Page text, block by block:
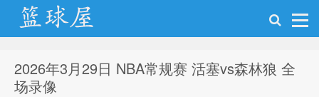
NBA录像网
2026年3月29日 NBA常规赛 活塞vs森林狼 全
场录像